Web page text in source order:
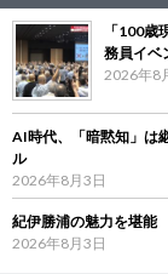
「100
務員イベ
2026年8
AI時代、「暗黙知」は
ル
2026年8月3日
紀伊勝浦の魅力を堪能
2026年8月3日